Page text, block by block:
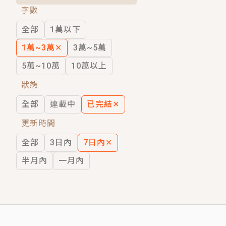
穿越｜《穿越遠古後成了野人娘子》你
字數
全部
1萬以下
1萬~3萬 ✕
3萬~5萬
5萬~10萬
10萬以上
狀態
全部
連載中 已完結✕
更新時間
全部
3日內 7日內 ✕
半月內
一月內